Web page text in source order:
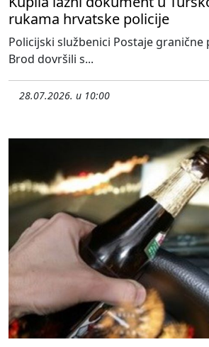
rukama hrvatske policije
Policijski službenici Postaje granične
Brod dovršili s...
28.07.2026. u 10:00